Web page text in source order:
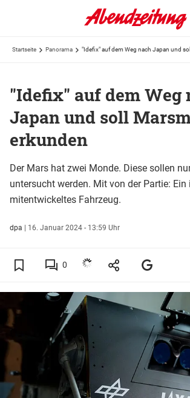
Startseite Panorama "Idefix" auf dem Weg nach Japan und
"Idefix" auf dem Weg
Japan und soll
erkunden
Der Mars hat zwei Monde. Diese sollen
untersucht werden. Mit von der Partie:
mitentwickeltes Fahrzeug.
dpa | 16. Januar 2024 - 13:59 Uhr
0